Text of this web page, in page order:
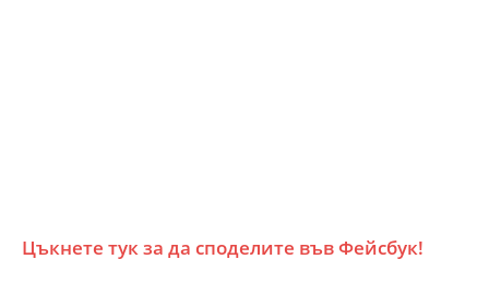
Цъкнете тук за да споделите във Фейсбук!